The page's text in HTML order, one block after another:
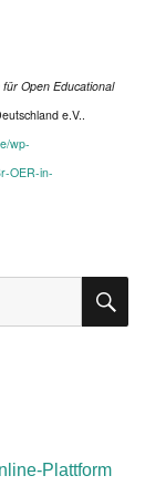
Open Educational
e.V..
wp-
OER-in-
Plattform